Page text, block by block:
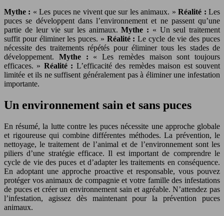
Mythe : « Les puces ne vivent que sur les animaux. »Réalité :Les
puces se développent dans l’environnement et ne passent qu’une
partie de leur vie sur les animaux.Mythe : « Un seul traitement
suffit pour éliminer les puces. » Réalité :Le cycle de vie des puces
nécessite des traitements répétés pour éliminer tous les stades de
développement. Mythe : « Les remèdes maison sont toujours
efficaces. » Réalité : L’efficacité des remèdes maison est souvent
limitée et ils ne suffisent généralement pas à éliminer une infestation
importante.
Un environnement sain et sans puces
En résumé, la lutte contre les puces nécessite une approche globale
et rigoureuse qui combine différentes méthodes. La prévention, le
nettoyage, le traitement de l’animal et de l’environnement sont les
piliers d’une stratégie efficace. Il est important de comprendre le
cycle de vie des puces et d’adapter les traitements en conséquence.
En adoptant une approche proactive et responsable, vous pouvez
protéger vos animaux de compagnie et votre famille des infestations
de puces et créer un environnement sain et agréable. N’attendez pas
l’infestation, agissez dès maintenant pour la prévention puces
animaux.